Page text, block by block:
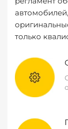
только